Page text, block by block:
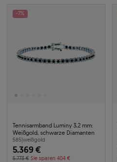
-7%
Tennisarmband Luminy 3,2 mm:
Weißgold, schwarze Diamanten
585|weißgold
5.369 €
5.773 € Sie sparen 404 €